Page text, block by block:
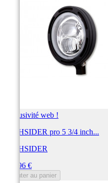
Exclusivité web !
HIGHSIDER pro 5 3/4 inch...
HIGHSIDER
349,96 €
Ajouter au panier